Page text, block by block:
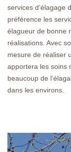
services d’élagage
préférence les
élagueur de bonne
réalisations. Avec
mesure de réaliser
apportera les soins
beaucoup de
dans les environs.